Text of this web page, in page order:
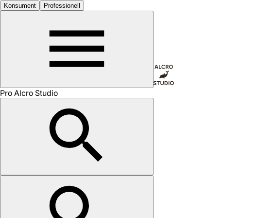
Konsument Professionell
Pro Alcro Studio